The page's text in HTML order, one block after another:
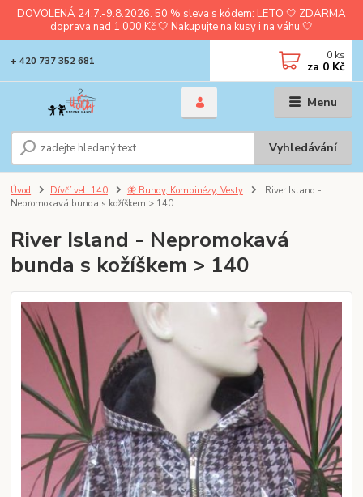
DOVOLENÁ 24.7.-9.8.2026. 50 % sleva s kódem: LETO 🤍 ZDARMA
doprava nad 1 000 Kč 🤍 Nakupujte na kusy i na váhu 🤍
Menu
Vyhledávání
+ 420 737 352 681 0 ks
za 0 Kč
Úvod Dívčí vel. 140 🦋 Bundy, Kombinézy, Vesty
River Island -
Nepromokavá bunda s kožíškem > 140
River Island - Nepromokavá
bunda s kožíškem > 140